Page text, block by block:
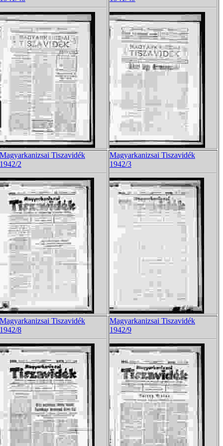
Magyarkanizsai Tiszavidék
1942/2
Magyarkanizsai Tiszavidék
1942/3
Magyarkanizsai Tiszavidék
1942/8
Magyarkanizsai Tiszavidék
1942/9